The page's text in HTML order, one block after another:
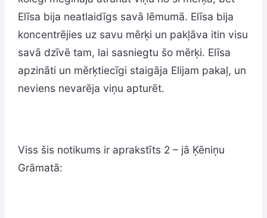
Elīsa bija neatlaidīgs savā lēmumā. Elīsa bija
koncentrējies uz savu mērķi un pakļāva itin visu
savā dzīvē tam, lai sasniegtu šo mērķi. Elīsa
apzināti un mērķtiecīgi staigāja Elijam pakaļ, un
neviens nevarēja viņu apturēt.
Viss šis notikums ir aprakstīts 2 – jā Ķēniņu
Grāmatā: